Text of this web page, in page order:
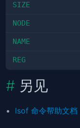
SIZE
NODE
NAME
REG
另见
lsof 命令帮助文档